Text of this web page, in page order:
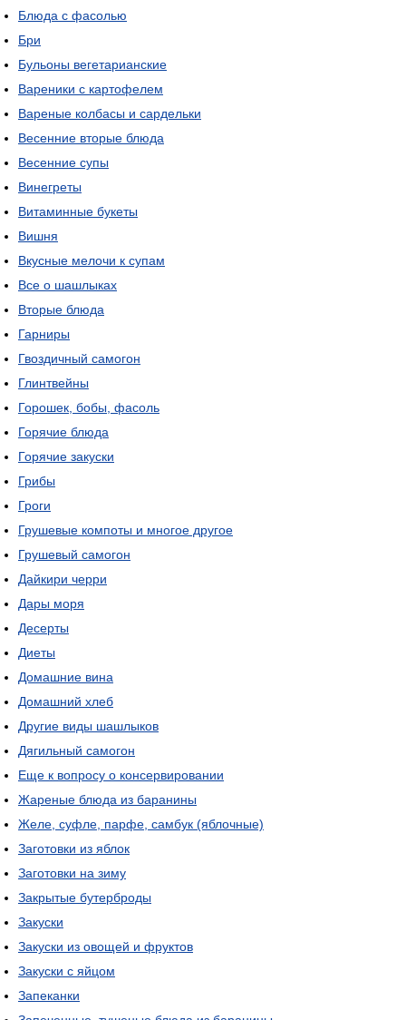
Блюда с фасолью
Бри
Бульоны вегетарианские
Вареники с картофелем
Вареные колбасы и сардельки
Весенние вторые блюда
Весенние супы
Винегреты
Витаминные букеты
Вишня
Вкусные мелочи к супам
Все о шашлыках
Вторые блюда
Гарниры
Гвоздичный самогон
Глинтвейны
Горошек, бобы, фасоль
Горячие блюда
Горячие закуски
Грибы
Гроги
Грушевые компоты и многое другое
Грушевый самогон
Дайкири черри
Дары моря
Десерты
Диеты
Домашние вина
Домашний хлеб
Другие виды шашлыков
Дягильный самогон
Еще к вопросу о консервировании
Жареные блюда из баранины
Желе, суфле, парфе, самбук (яблочные)
Заготовки из яблок
Заготовки на зиму
Закрытые бутерброды
Закуски
Закуски из овощей и фруктов
Закуски с яйцом
Запеканки